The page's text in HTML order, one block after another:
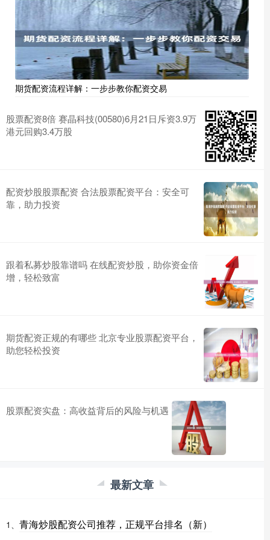
期货配资流程详解：一步步教你配资交易
股票配资8倍 赛晶科技(00580)6月21日斥资3.9万
港元回购3.4万股
配资炒股股票配资 合法股票配资平台：安全可
靠，助力投资
跟着私募炒股靠谱吗 在线配资炒股，助你资金倍
增，轻松致富
期货配资正规的有哪些 北京专业股票配资平台，
助您轻松投资
股票配资实盘：高收益背后的风险与机遇
最新文章
1、 青海炒股配资公司推荐，正规平台排名（新）